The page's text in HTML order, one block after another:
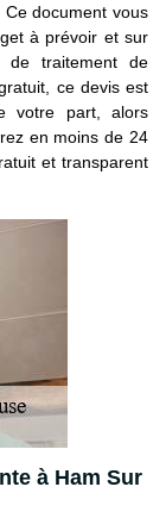
document vous
à prévoir et sur
de traitement de
ce devis est
votre part, alors
en moins de 24
et transparent
à Ham Sur